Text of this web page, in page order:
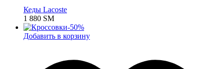
Кеды Lacoste
1 880 ЅМ
-50%
Добавить в корзину